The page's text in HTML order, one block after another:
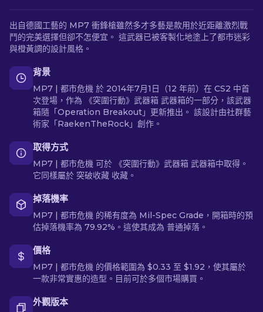
出自德國工藝的 MP7 衝鋒槍雖然多才多藝是款用於近距離激烈戰
鬥的完美選擇但卻不怎便宜。 這武器已被客製化地塗上了都市迷彩
與橙黃調的設計風格。
背景
MP7 | 都市危機 於 2014年7月1日（12 年前）在 CS2 中首
次登場，作為 《突圍行動》武器箱 武器箱的一部分，該武器
箱隨「Operation Breakout」更新推出。 該設計由社群藝
術家「RaekenTheRock」創作。
取得方式
MP7 | 都市危機 可於 《突圍行動》武器箱 武器箱中取得。
它同樣屬於 突破收藏 收藏。
掉落機率
MP7 | 都市危機 的稀有度為 Mil-Spec Grade，開箱時的預
估掉落機率為 79.92%。這使其成為 普通掉落。
價格
MP7 | 都市危機 的價格範圍為 $0.33 至 $1.92，使其屬於
一款非常實惠的造型。目前可於多個市場購買。
外觀版本